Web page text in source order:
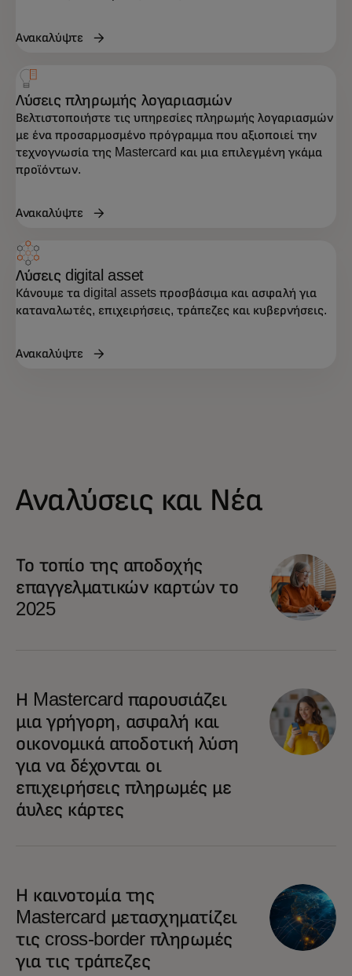
Ανακαλύψτε
Λύσεις πληρωμής λογαριασμών
Βελτιστοποιήστε τις υπηρεσίες πληρωμής λογαριασμών
με ένα προσαρμοσμένο πρόγραμμα που αξιοποιεί την
τεχνογνωσία της Mastercard και μια επιλεγμένη γκάμα
προϊόντων.
Ανακαλύψτε
Λύσεις digital asset
Κάνουμε τα digital assets προσβάσιμα και ασφαλή για
καταναλωτές, επιχειρήσεις, τράπεζες και κυβερνήσεις.
Ανακαλύψτε
Αναλύσεις και Νέα
Το τοπίο της αποδοχής
επαγγελματικών καρτών το
2025
Η Mastercard παρουσιάζει
μια γρήγορη, ασφαλή και
οικονομικά αποδοτική λύση
για να δέχονται οι
επιχειρήσεις πληρωμές με
άυλες κάρτες
Η καινοτομία της
Mastercard μετασχηματίζει
τις cross-border πληρωμές
για τις τράπεζες